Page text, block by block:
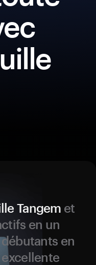
Tangem et
en un
en